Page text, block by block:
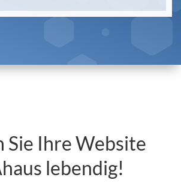
Sie Ihre Website
lebendig!